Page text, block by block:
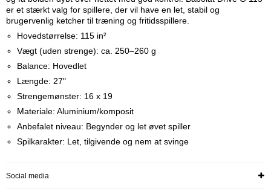
er et stærkt valg for spillere, der vil have en let, stabil og
brugervenlig ketcher til træning og fritidsspillere.
Hovedstørrelse: 115 in²
Vægt (uden strenge): ca. 250–260 g
Balance: Hovedlet
Længde: 27"
Strengemønster: 16 x 19
Materiale: Aluminium/komposit
Anbefalet niveau: Begynder og let øvet spiller
Spilkarakter: Let, tilgivende og nem at svinge
Social media